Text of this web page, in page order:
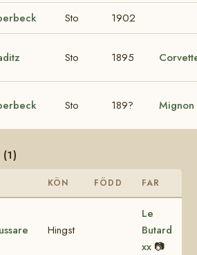
Sto 1902
Sto 1895
Sto 189? Mignon
KÖN FÖDD FAR
Hingst
Le
Butard
xx 📷